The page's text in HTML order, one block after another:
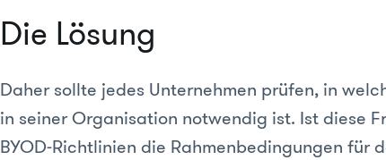
Die Lösung
Daher sollte jedes Unternehmen prüfen, in
in seiner Organisation notwendig ist. Ist diese
BYOD-Richtlinien die Rahmenbedingungen für